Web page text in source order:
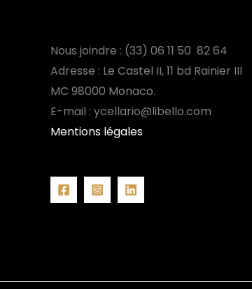
Nous joindre : (33) 06 11 50 82 64
Adresse : Le Castel II, 11 bd Rainier III
MC 98000 Monaco.
E-mail : ycellario@libello.com
Mentions légales